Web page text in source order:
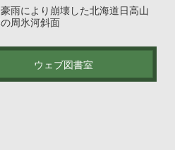
雨により崩壊した北海道日高山
周氷河斜面
ウェブ図書室